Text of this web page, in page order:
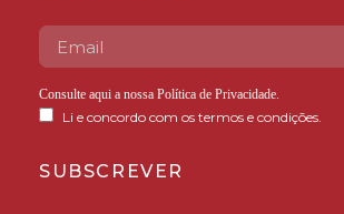
Consulte aqui a nossa Política de Privacidade.
Li e concordo com os termos e condições.